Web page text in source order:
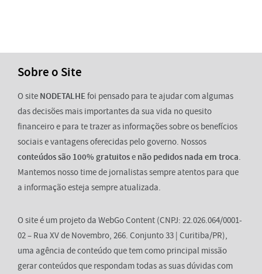
Sobre o Site
O site NODETALHEfoi pensado para te ajudar com algumas
das decisões mais importantes da sua vida no quesito
financeiro e para te trazer as informações sobre os benefícios
sociais e vantagens oferecidas pelo governo. Nossos
conteúdos são 100% gratuitose não pedidos nada em troca.
Mantemos nosso time de jornalistas sempre atentos para que
a informação esteja sempre atualizada.
O site é um projeto da WebGo Content (CNPJ: 22.026.064/0001-
02 – Rua XV de Novembro, 266. Conjunto 33 | Curitiba/PR),
uma agência de conteúdo que tem como principal missão
gerar conteúdos que respondam todas as suas dúvidas com